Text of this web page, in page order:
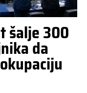
šalje 300
da